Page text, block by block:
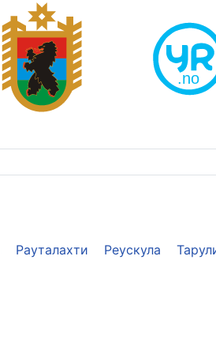
Рауталахти Реускула